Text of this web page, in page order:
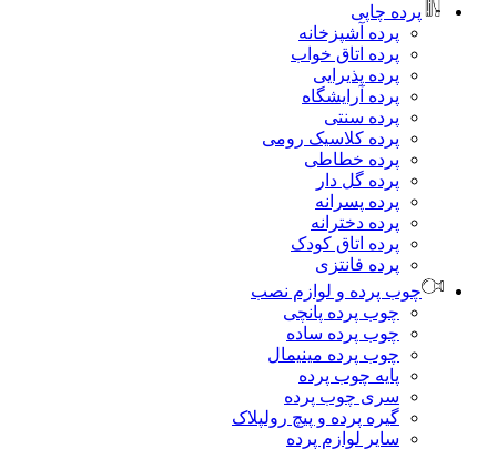
پرده چاپی
پرده آشپزخانه
پرده اتاق خواب
پرده پذیرایی
پرده آرایشگاه
پرده سنتی
پرده کلاسیک رومی
پرده خطاطی
پرده گل دار
پرده پسرانه
پرده دخترانه
پرده اتاق کودک
پرده فانتزی
چوب پرده و لوازم نصب
چوب پرده پانچی
چوب پرده ساده
چوب پرده مینیمال
پایه چوب پرده
سری چوب پرده
گیره پرده و پیچ رولپلاک
سایر لوازم پرده